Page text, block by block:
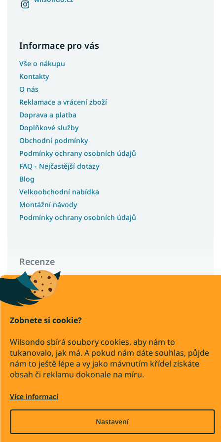
Zobnete si cookie?
Wilsondo sbírá soubory cookies, aby nám to
tukanovalo, jak má. A pokud nám dáte souhlas, půjde
nám to ještě lépe a vy jako mávnutím křídel získáte
obsah či reklamu dokonale na míru.
Více informací
Nastavení
Informace pro vás
Vše o nákupu
Kontakty
O nás
Reklamace a vrácení zboží
Doprava a platba
Doplňkové služby
Obchodní podmínky
Podmínky ochrany osobních údajů
FAQ - Nejčastější dotazy
Blog
Velkoobchodní nabídka
Montážní návody
Podmínky ochrany osobních údajů
Recenze
Wilsondo – recenze a zkušenosti zákazníků
Převod Dobírka
. Všechna práva vyhrazena.
Upravit nastavení cookies